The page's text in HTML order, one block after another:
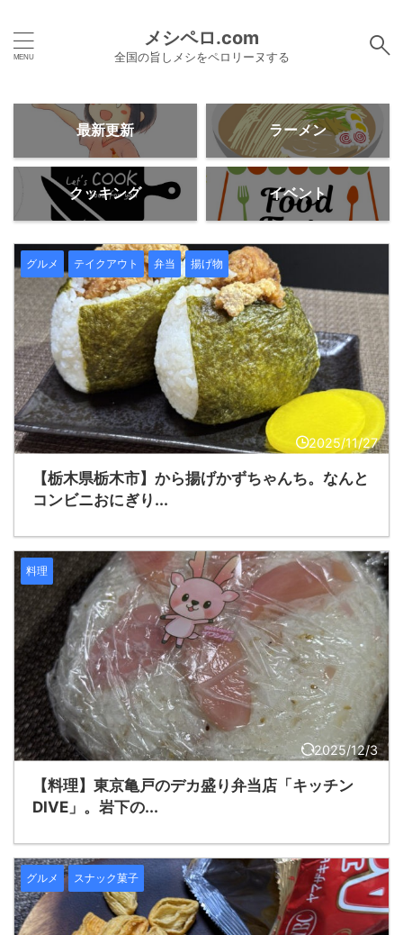
メシペロ.com
全国の旨しメシをペロリーヌする
最新更新 ラーメン
クッキング イベント
2025/11/27
グルメ テイクアウト 弁当 揚げ物
【栃木県栃木市】から揚げかずちゃんち。なんと
コンビニおにぎり...
2025/12/3
料理
【料理】東京亀戸のデカ盛り弁当店「キッチン
DIVE」。岩下の...
グルメ スナック菓子